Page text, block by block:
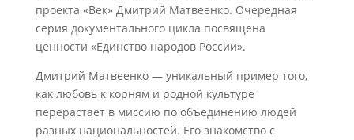
проекта «Век» Дмитрий Матвеенко. Очередная
серия документального цикла посвящена
ценности «Единство народов России».
Дмитрий Матвеенко — уникальный пример того,
как любовь к корням и родной культуре
перерастает в миссию по объединению людей
разных национальностей. Его знакомство с